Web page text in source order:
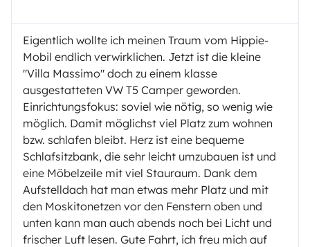
Eigentlich wollte ich meinen Traum vom Hippie-
Mobil endlich verwirklichen. Jetzt ist die kleine
"Villa Massimo" doch zu einem klasse
ausgestatteten VW T5 Camper geworden.
Einrichtungsfokus: soviel wie nötig, so wenig wie
möglich. Damit möglichst viel Platz zum wohnen
bzw. schlafen bleibt. Herz ist eine bequeme
Schlafsitzbank, die sehr leicht umzubauen ist und
eine Möbelzeile mit viel Stauraum. Dank dem
Aufstelldach hat man etwas mehr Platz und mit
den Moskitonetzen vor den Fenstern oben und
unten kann man auch abends noch bei Licht und
frischer Luft lesen. Gute Fahrt, ich freu mich auf